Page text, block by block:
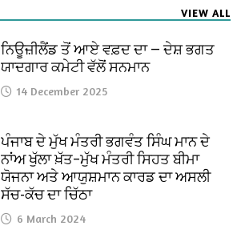
VIEW ALL
ਨਿਊਜ਼ੀਲੈਂਡ ਤੋਂ ਆਏ ਵਫ਼ਦ ਦਾ — ਦੇਸ਼ ਭਗਤ
ਯਾਦਗਾਰ ਕਮੇਟੀ ਵੱਲੋਂ ਸਨਮਾਨ
14 December 2025
ਪੰਜਾਬ ਦੇ ਮੁੱਖ ਮੰਤਰੀ ਭਗਵੰਤ ਸਿੰਘ ਮਾਨ ਦੇ
ਨਾਂਅ ਖੁੱਲਾ ਖ਼ੱਤ–ਮੁੱਖ ਮੰਤਰੀ ਸਿਹਤ ਬੀਮਾ
ਯੋਜਨਾ ਅਤੇ ਆਯੁਸ਼ਮਾਨ ਕਾਰਡ ਦਾ ਅਸਲੀ
ਸੱਚ-ਕੱਚ ਦਾ ਚਿੱਠਾ
6 March 2024